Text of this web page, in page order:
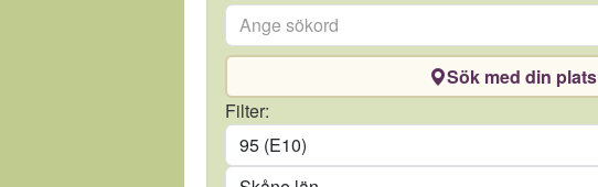
Ange sökord
Sök med din plats
Filter:
Län